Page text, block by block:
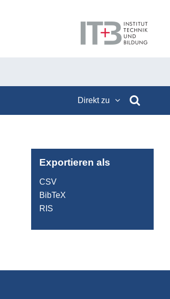
Direkt zu
Exportieren als
CSV
BibTeX
RIS